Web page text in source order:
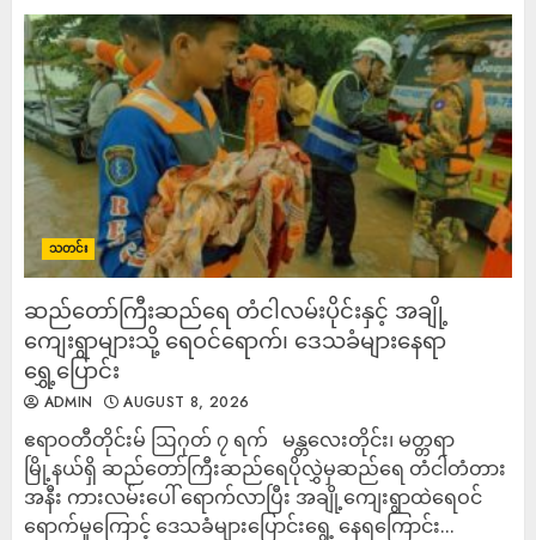
သတင်း
ဆည်တော်ကြီးဆည်ရေ တံငါလမ်းပိုင်းနှင့် အချို့
ကျေးရွာများသို့ ရေဝင်ရောက်၊ ‌ဒေသခံများနေရာ
ရွှေ့ပြောင်း
ADMIN AUGUST 8, 2026
ဧရာဝတီတိုင်းမ် ဩဂုတ် ၇ ရက် မန္တလေးတိုင်း၊ မတ္တရာ
မြို့နယ်ရှိ ဆည်တော်ကြီးဆည်ရေပိုလွှဲမှဆည်ရေ တံငါတံတား
အနီး ကားလမ်းပေါ် ရောက်လာပြီး အချို့ကျေးရွာထဲရေဝင်
ရောက်မှုကြောင့် ဒေသခံများပြောင်းရွေ့ နေရကြောင်း...